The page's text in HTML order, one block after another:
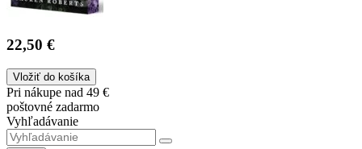
22,50 €
Vložiť do košíka
Pri nákupe nad 49 €
poštovné zadarmo
Vyhľadávanie